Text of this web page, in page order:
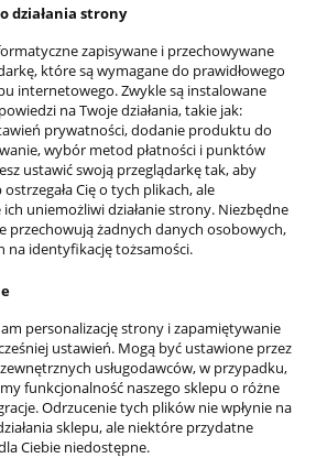
dla osób aktywnych, dla
forma fizyczna to podstawa
a troska o zdrowie stanowi
ideologii życiowej.
KURIERZY
REGULAMINY
Regulamin sklepu
Zwroty i reklamacje
działania strony
zapisywane i przechowywane
które są wymagane do prawidłowego
internetowego. Zwykle są instalowane
na Twoje działania, takie jak:
prywatności, dodanie produktu do
wybór metod płatności i punktów
ustawić swoją przeglądarkę tak, aby
ostrzegała Cię o tych plikach, ale
uniemożliwi działanie strony. Niezbędne
przechowują żadnych danych osobowych,
na identyfikację tożsamości.
personalizację strony i zapamiętywanie
ustawień. Mogą być ustawione przez
usługodawców, w przypadku,
funkcjonalność naszego sklepu o różne
Odrzucenie tych plików nie wpłynie na
sklepu, ale niektóre przydatne
Ciebie niedostępne.